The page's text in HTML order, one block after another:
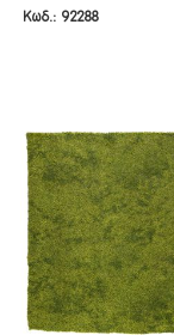
ΠΡΑΣΙΝΟ
ΠΡΑΣΙΝΟ
Κωδ.: 92288